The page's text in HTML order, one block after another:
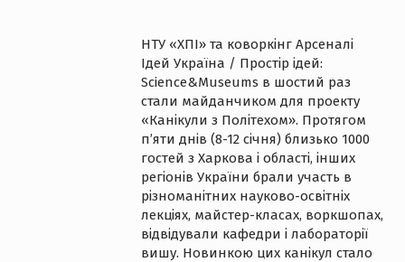
НТУ «ХПІ» та коворкінг Арсеналі
Ідей Україна / Простір ідей:
Science&Museums в шостий раз
стали майданчиком для проекту
«Канікули з Політехом». Протягом
п’яти днів (8-12 січня) близько 1000
гостей з Харкова і області, інших
регіонів України брали участь в
різноманітних науково-освітніх
лекціях, майстер-класах, воркшопах,
відвідували кафедри і лабораторії
вишу. Новинкою цих канікул стало